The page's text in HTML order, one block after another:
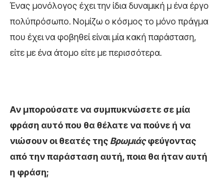
Ένας μονόλογος έχει την ίδια δυναμική μ ένα έργο
πολύπρόσωπο. Νομίζω ο κόσμος το μόνο πράγμα
που έχει να φοβηθεί είναι μία κακή παράσταση,
είτε με ένα άτομο είτε με περισσότερα.
Αν μπορούσατε να συμπυκνώσετε σε μία
φράση αυτό που θα θέλατε να πούνε ή να
νιώσουν οι θεατές της Βρωμιάςφεύγοντας
από την παράσταση αυτή, ποια θα ήταν αυτή
η φράση;